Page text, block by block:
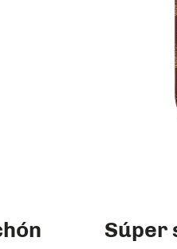
Súper